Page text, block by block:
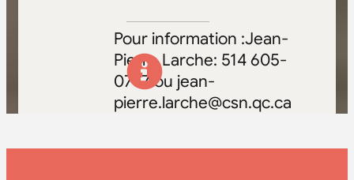
Pour information :Jean-
Pierre Larche: 514 605-
0757 ou jean-
pierre.larche@csn.qc.ca